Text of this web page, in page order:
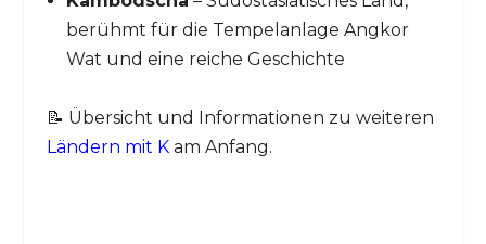
berühmt für die Tempelanlage Angkor
Wat und eine reiche Geschichte
📝 Übersicht und Informationen zu weiteren
Ländern mit Kam Anfang.